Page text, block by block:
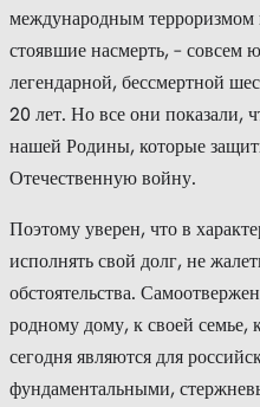
международным
стоявшие насмерть, –
легендарной, бессмертной
20 лет. Но все они показали,
нашей Родины, которые
Отечественную войну.
Поэтому уверен, что в
исполнять свой долг, не
обстоятельства.
родному дому, к своей семье,
сегодня являются для
фундаментальными,